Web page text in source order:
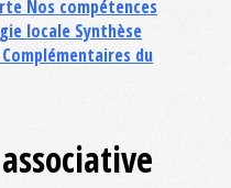
Nos compétences
locale Synthèse
du